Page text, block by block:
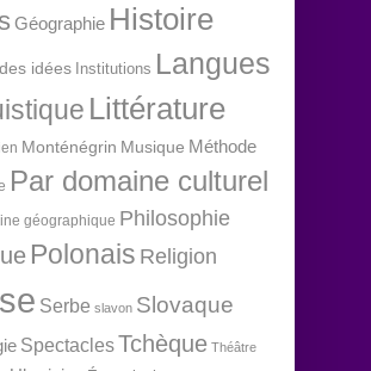
Géographie Histoire
idées Institutions Langues
Littérature
Monténégrin Musique Méthode
Par domaine culturel
géographique Philosophie
Polonais Religion
Serbe slavon Slovaque
SpectaclesTchèque Théâtre